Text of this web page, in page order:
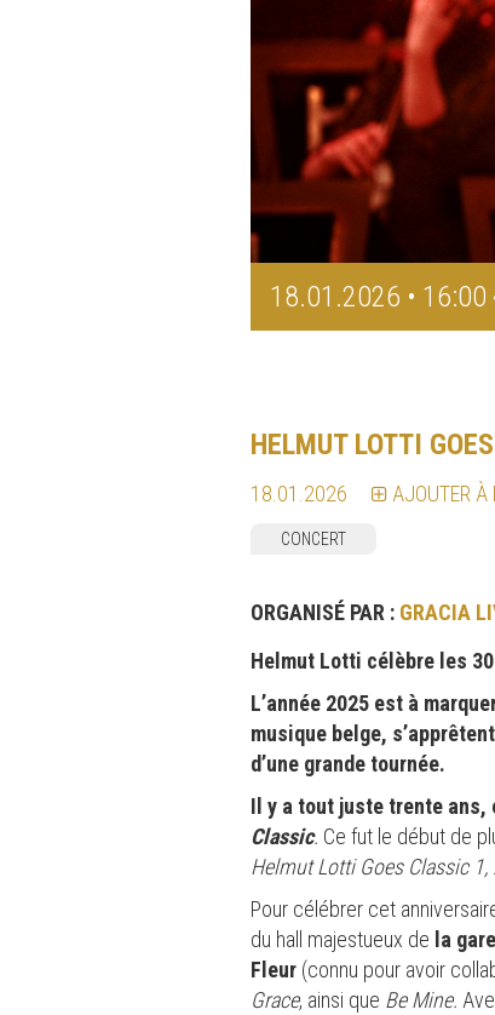
18.01.2026 • 16:00
HELMUT LOTTI
18.01.2026 AJOUTER
CONCERT
ORGANISÉ PAR : GRACIA
Helmut Lotti célèbre les
L’année 2025 est à
musique belge,
d’une grande tournée.
Il y a tout juste trente ans,
Classic. Ce fut le début de
Helmut Lotti Goes Classic 1,
Pour célébrer cet
du hall majestueux de la
Fleur (connu pour avoir
Grace, ainsi que Be Mine.